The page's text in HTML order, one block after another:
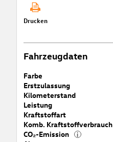
Drucken
Fahrzeugdaten
Farbe
Erstzulassung
Kilometerstand
Leistung
Kraftstoffart
Komb. Kraftstoffverbrauch
CO₂-Emission i